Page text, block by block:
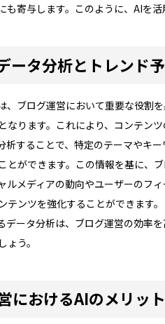
も寄与します。このように、AIを
ータ分析とトレンド
、ブログ運営において重要な役割
なります。これにより、コンテン
析することで、特定のテーマやキ
とができます。この情報を基に、
ルメディアの動向やユーザーのフ
テンツを強化することができます。
データ分析は、ブログ運営の効率
う。
におけるAIのメリッ